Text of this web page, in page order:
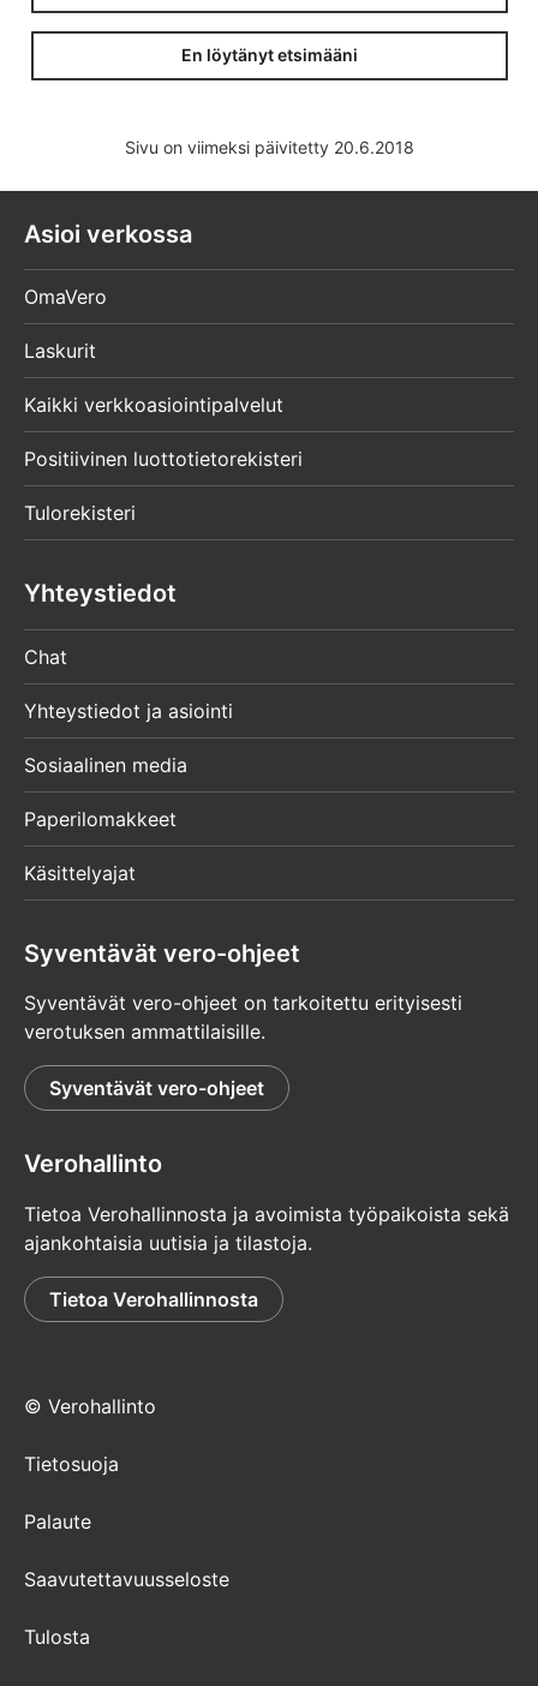
En löytänyt etsimääni
Sivu on viimeksi päivitetty 20.6.2018
Asioi verkossa
OmaVero
Laskurit
Kaikki verkkoasiointipalvelut
Positiivinen luottotietorekisteri
Tulorekisteri
Yhteystiedot
Chat
Yhteystiedot ja asiointi
Sosiaalinen media
Paperilomakkeet
Käsittelyajat
Syventävät vero-ohjeet
Syventävät vero-ohjeet on tarkoitettu erityisesti
verotuksen ammattilaisille.
Syventävät vero-ohjeet
Verohallinto
Tietoa Verohallinnosta ja avoimista työpaikoista sekä
ajankohtaisia uutisia ja tilastoja.
Tietoa Verohallinnosta
© Verohallinto
Tietosuoja
Palaute
Saavutettavuusseloste
Tulosta